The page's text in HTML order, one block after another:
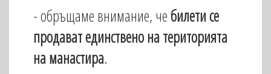
- обръщаме внимание, чебилети се
продават единствено на територията
на манастира.